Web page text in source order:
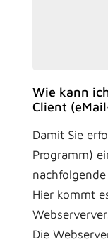
Wie kann
Client
Damit Sie
Programm)
Hier kommt
Die